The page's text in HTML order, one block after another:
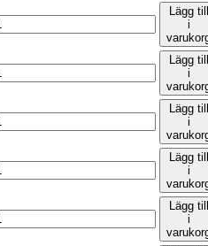
Lägg till
i
Lägg till
i
Lägg till
i
Lägg till
i
Lägg till
i